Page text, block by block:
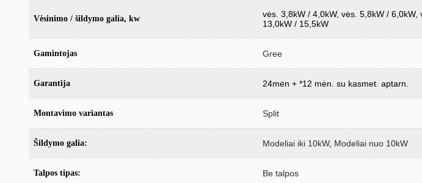
Vėsinimo / šildymo galia, kw
vės. 3,8kW / 4,0kW, vės. 5,8kW /
13,0kW / 15,5kW
Gamintojas Gree
Garantija 24mėn + *12 mėn. su kasmet. aptarn.
Montavimo variantas Split
Šildymo galia: Modeliai iki 10kW, Modeliai nuo 10kW
Talpos tipas: Be talpos